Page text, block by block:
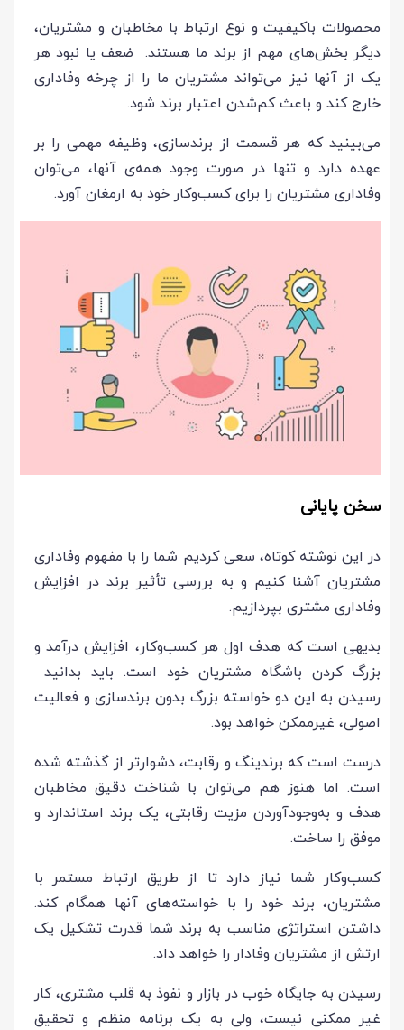
محصولات باکیفیت و نوع ارتباط با مخاطبان و مشتریان،
دیگر بخش‌های مهم از برند ما هستند. ضعف یا نبود هر
یک از آنها نیز می‌تواند مشتریان ما را از چرخه وفاداری
خارج کند و باعث کم‌شدن اعتبار برند شود.
می‌بینید که هر قسمت از برندسازی، وظیفه مهمی را بر
عهده دارد و تنها در صورت وجود همه‌ی آنها، می‌توان
وفاداری مشتریان را برای کسب‌وکار خود به ارمغان آورد.
سخن پایانی
در این نوشته کوتاه، سعی کردیم شما را با مفهوم وفاداری
مشتریان آشنا کنیم و به بررسی تأثیر برند در افزایش
وفاداری مشتری بپردازیم.
بدیهی است که هدف اول هر کسب‌وکار، افزایش درآمد و
بزرگ کردن باشگاه مشتریان خود است. باید بدانید
رسیدن به این دو خواسته بزرگ بدون برندسازی و فعالیت
اصولی، غیرممکن خواهد بود.
درست است که برندینگ و رقابت، دشوارتر از گذشته شده
است. اما هنوز هم می‌توان با شناخت دقیق مخاطبان
هدف و به‌وجودآوردن مزیت رقابتی، یک برند استاندارد و
موفق را ساخت.
کسب‌وکار شما نیاز دارد تا از طریق ارتباط مستمر با
مشتریان، برند خود را با خواسته‌های آنها همگام کند.
داشتن استراتژی مناسب به برند شما قدرت تشکیل یک
ارتش از مشتریان وفادار را خواهد داد.
رسیدن به جایگاه خوب در بازار و نفوذ به قلب مشتری، کار
غیر ممکنی نیست، ولی به یک برنامه منظم و تحقیق